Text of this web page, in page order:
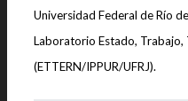
Universidad Federal de Río
Laboratorio Estado,
(ETTERN/IPPUR/UFRJ).